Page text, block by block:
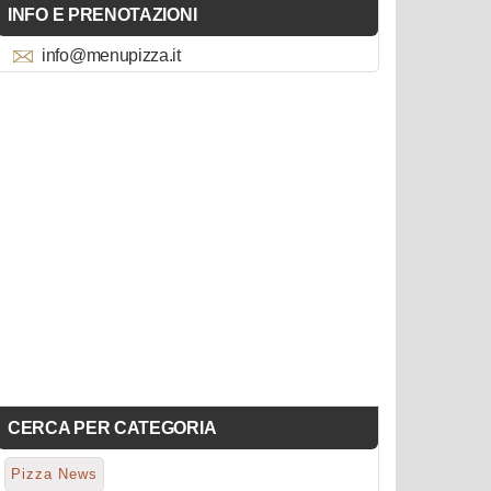
INFO E PRENOTAZIONI
info@menupizza.it
CERCA PER CATEGORIA
Pizza News